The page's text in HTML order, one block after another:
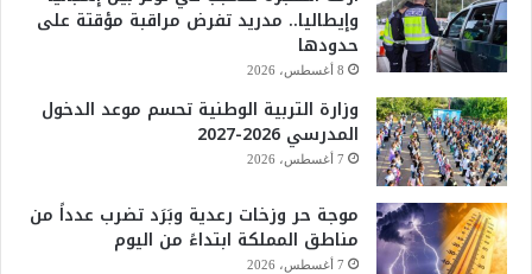
وإيطاليا.. مدريد تفرض مراقبة مؤقتة على
حدودها
8 أغسطس، 2026
وزارة التربية الوطنية تحسم موعد الدخول
المدرسي 2026-2027
7 أغسطس، 2026
موجة حر وزخات رعدية وبَرَد تضرب عدداً من
مناطق المملكة ابتداءً من اليوم
7 أغسطس، 2026